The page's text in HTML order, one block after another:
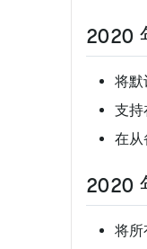
2020
将默
支持
在从
2020
将所